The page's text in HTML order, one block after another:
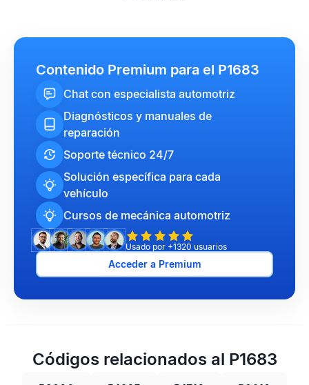
Contenido Premium para el P1683
Chat con especialista automotriz
Diagnósticos y manuales de
reparación
Soporte técnico 24/7
Solución específica para cada
vehículo
Cursos de mecánica automotriz
Usado por +1320 usuarios
Acceder a Premium
Códigos relacionados al P1683